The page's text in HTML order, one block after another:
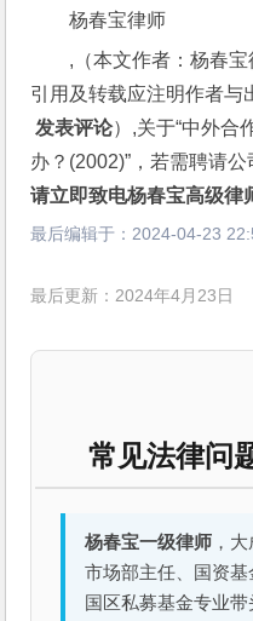
杨春宝律师
,（本文作者：杨春宝
引用及转载应注明作者与
发表评论）,关于“中外合
办？(2002)”，若需聘请公
请立即致电杨春宝高级律
最后编辑于： 2024-04-23
最后更新：2024年4月23日
常见法律问
杨春宝一级律师 ，
市场部主任、国资
国区私募基金专业